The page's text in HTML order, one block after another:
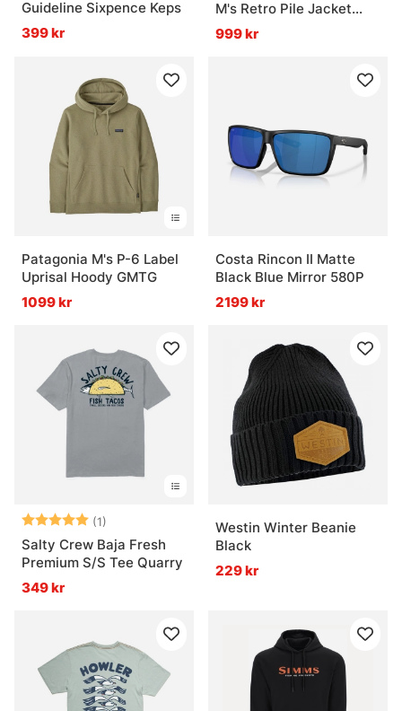
Guideline Sixpence Keps
399 kr
M's Retro Pile Jacket
Black Midnight
999 kr
Patagonia M's P-6 Label
Uprisal Hoody GMTG
1099 kr
Costa Rincon II Matte
Black Blue Mirror 580P
2199 kr
Betyg: (1)
5.0 utav 5 stjärnor
Salty Crew Baja Fresh
Premium S/S Tee Quarry
349 kr
Westin Winter Beanie
Black
229 kr